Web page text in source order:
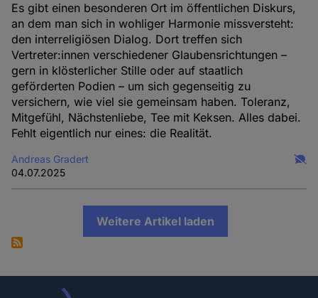
Es gibt einen besonderen Ort im öffentlichen Diskurs,
an dem man sich in wohliger Harmonie missversteht:
den interreligiösen Dialog. Dort treffen sich
Vertreter:innen verschiedener Glaubensrichtungen –
gern in klösterlicher Stille oder auf staatlich
geförderten Podien – um sich gegenseitig zu
versichern, wie viel sie gemeinsam haben. Toleranz,
Mitgefühl, Nächstenliebe, Tee mit Keksen. Alles dabei.
Fehlt eigentlich nur eines: die Realität.
Andreas Gradert
04.07.2025
Weitere Artikel laden